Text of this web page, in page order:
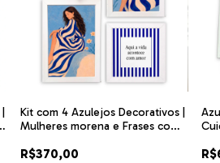
Kit com 4 Azulejos Decorativos |
Mulheres morena e Frases com
R$370,00